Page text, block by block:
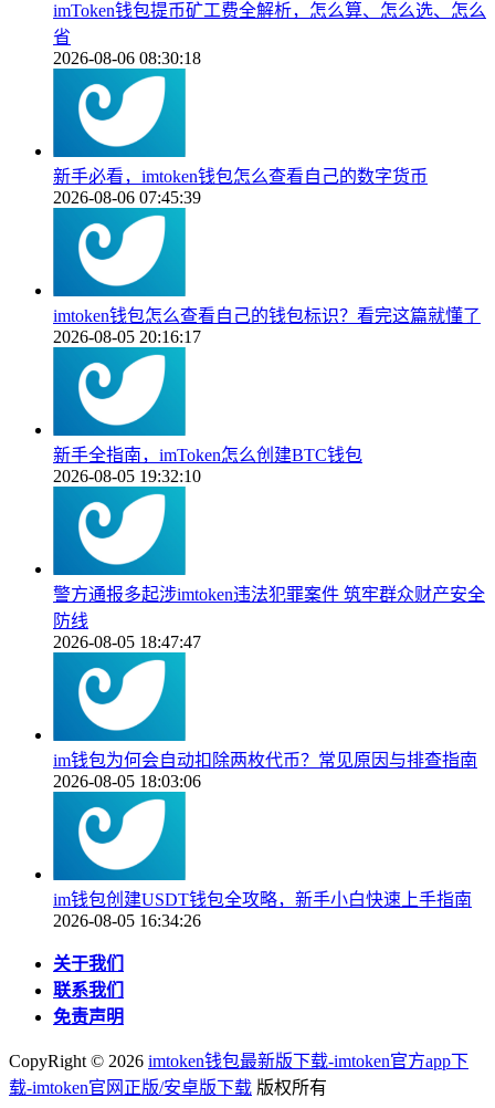
imToken钱包提币矿工费全解析，怎么算、怎么选、怎么
省
2026-08-06 08:30:18
新手必看，imtoken钱包怎么查看自己的数字货币
2026-08-06 07:45:39
imtoken钱包怎么查看自己的钱包标识？看完这篇就懂了
2026-08-05 20:16:17
新手全指南，imToken怎么创建BTC钱包
2026-08-05 19:32:10
警方通报多起涉imtoken违法犯罪案件 筑牢群众财产安全
防线
2026-08-05 18:47:47
im钱包为何会自动扣除两枚代币？常见原因与排查指南
2026-08-05 18:03:06
im钱包创建USDT钱包全攻略，新手小白快速上手指南
2026-08-05 16:34:26
关于我们
联系我们
免责声明
CopyRight © 2026 imtoken钱包最新版下载-imtoken官方app下
载-imtoken官网正版/安卓版下载 版权所有